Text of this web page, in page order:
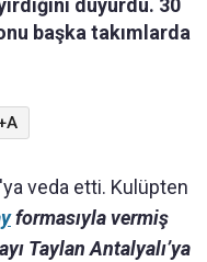
duyurdu. 30
başka takımlarda
veda etti. Kulüpten
formasıyla vermiş
Taylan Antalyalı’ya